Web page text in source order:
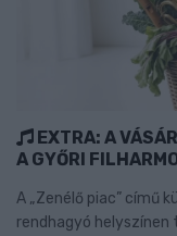
EXTRA: A
A GYŐRI
A „Zenélő piac” című
rendhagyó helyszínen